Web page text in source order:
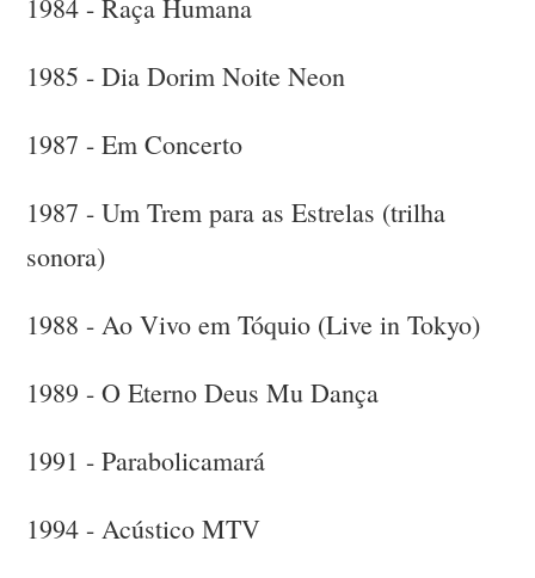
1984 - Raça Humana
1985 - Dia Dorim Noite Neon
1987 - Em Concerto
1987 - Um Trem para as Estrelas (trilha
sonora)
1988 - Ao Vivo em Tóquio (Live in Tokyo)
1989 - O Eterno Deus Mu Dança
1991 - Parabolicamará
1994 - Acústico MTV